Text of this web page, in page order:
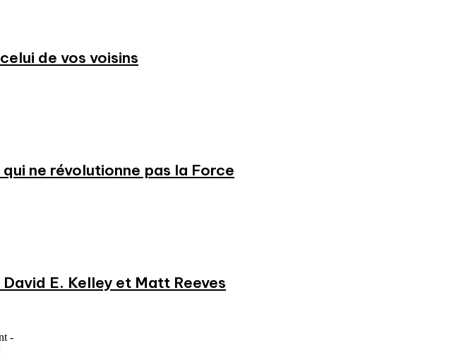
de vos voisins
ne révolutionne pas la Force
E. Kelley et Matt Reeves
-